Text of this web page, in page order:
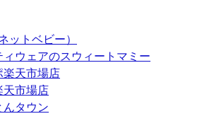
ットベビー）
ウェアのスウィートマミー
楽天市場店
天市場店
んタウン